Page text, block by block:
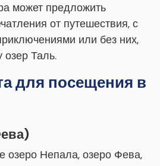
может предложить
от путешествия, с
или без них,
озер Таль.
для посещения в
озеро Непала, озеро Фева,